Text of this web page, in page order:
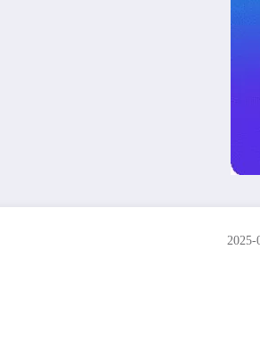
2025-